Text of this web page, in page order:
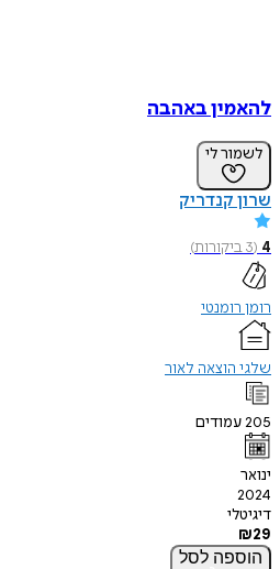
להאמין באהבה
לשמור לי
שרון קנדריק
4
(
3ביקורות)
רומן רומנטי
שלגי הוצאה לאור
205עמודים
ינואר
2024
דיגיטלי
₪29
הוספה לסל